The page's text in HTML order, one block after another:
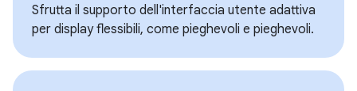
Sfrutta il supporto dell'interfaccia utente adattiva
per display flessibili, come pieghevoli e pieghevoli.